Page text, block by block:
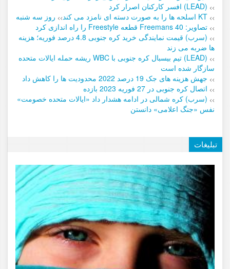
>> (LEAD) افسر کارکنان اصرار کرد
>> KT اسلحه ها را به صورت دسته ای نامزد می کند >> روز سه شنبه
>> تصاویر: Freemans 40 قطعه Freestyle را راه اندازی کرد
>>
(سرب) قیمت نمایندگی خرید کره جنوبی 4.8 درصد فوریه؛ هزینه
ها ضربه می زند
>>
(LEAD) تیم بیسبال کره جنوبی با WBC ریشه حمله ایالات متحده
سازگار شده است
>> جهش هزینه های جک 19 درصد 2022 محدودیت ها را کاهش داد
>> اتصال کره جنوبی در 27 فوریه 2023 بازده
>> (سرب) کره شمالی در ادامه هشدار داد «ایالات متحده خصومت»
نفس «جنگ اعلامی» دانستن
تبلیغات